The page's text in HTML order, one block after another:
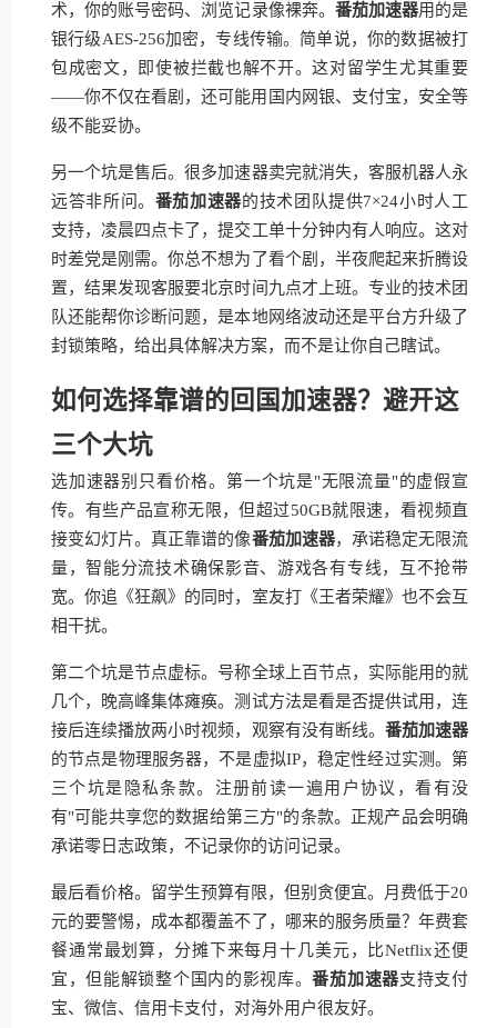
术，你的账号密码、浏览记录像裸奔。 番茄加速器用的是
银行级AES-256加密，专线传输。简单说，你的数据被打
包成密文，即使被拦截也解不开。这对留学生尤其重要
——你不仅在看剧，还可能用国内网银、支付宝，安全等
级不能妥协。
另一个坑是售后。很多加速器卖完就消失，客服机器人永
远答非所问。 番茄加速器的技术团队提供7×24小时人工
支持，凌晨四点卡了，提交工单十分钟内有人响应。这对
时差党是刚需。你总不想为了看个剧，半夜爬起来折腾设
置，结果发现客服要北京时间九点才上班。专业的技术团
队还能帮你诊断问题，是本地网络波动还是平台方升级了
封锁策略，给出具体解决方案，而不是让你自己瞎试。
如何选择靠谱的回国加速器？避开这
三个大坑
选加速器别只看价格。第一个坑是"无限流量"的虚假宣
传。有些产品宣称无限，但超过50GB就限速，看视频直
接变幻灯片。真正靠谱的像番茄加速器，承诺稳定无限流
量，智能分流技术确保影音、游戏各有专线，互不抢带
宽。你追《狂飙》的同时，室友打《王者荣耀》也不会互
相干扰。
第二个坑是节点虚标。号称全球上百节点，实际能用的就
几个，晚高峰集体瘫痪。测试方法是看是否提供试用，连
接后连续播放两小时视频，观察有没有断线。 番茄加速器
的节点是物理服务器，不是虚拟IP，稳定性经过实测。第
三个坑是隐私条款。注册前读一遍用户协议，看有没
有"可能共享您的数据给第三方"的条款。正规产品会明确
承诺零日志政策，不记录你的访问记录。
最后看价格。留学生预算有限，但别贪便宜。月费低于20
元的要警惕，成本都覆盖不了，哪来的服务质量？年费套
餐通常最划算，分摊下来每月十几美元，比Netflix还便
宜，但能解锁整个国内的影视库。番茄加速器支持支付
宝、微信、信用卡支付，对海外用户很友好。